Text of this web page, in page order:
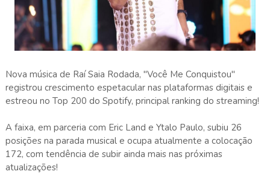
Nova música de Raí Saia Rodada, "Você Me Conquistou"
registrou crescimento espetacular nas plataformas digitais e
estreou no Top 200 do Spotify, principal ranking do streaming!
A faixa, em parceria com Eric Land e Ytalo Paulo, subiu 26
posições na parada musical e ocupa atualmente a colocação
172, com tendência de subir ainda mais nas próximas
atualizações!